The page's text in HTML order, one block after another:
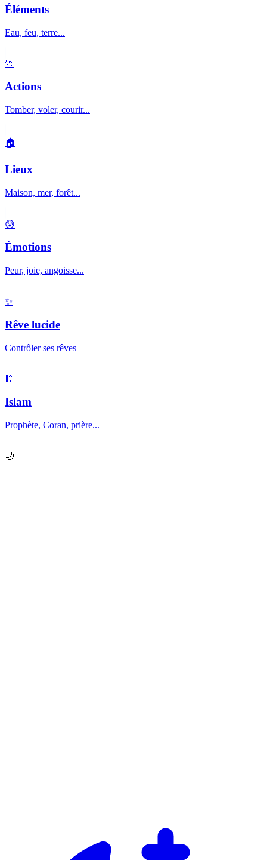
Éléments
Eau, feu, terre...
🏃
Actions
Tomber, voler, courir...
🏠
Lieux
Maison, mer, forêt...
😰
Émotions
Peur, joie, angoisse...
✨
Rêve lucide
Contrôler ses rêves
🕌
Islam
Prophète, Coran, prière...
🌙